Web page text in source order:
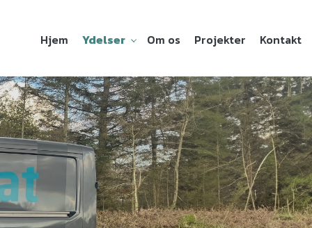
Hjem Ydelser Om os Projekter Kontakt